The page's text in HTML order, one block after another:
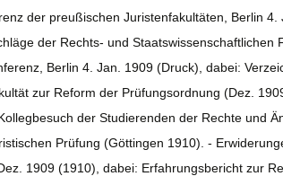
der preußischen Juristenfakultäten, Berlin 4.
der Rechts- und Staatswissenschaftlichen
Berlin 4. Jan. 1909 (Druck), dabei:
zur Reform der Prüfungsordnung (Dez.
der Studierenden der Rechte und
Prüfung (Göttingen 1910). -
1909 (1910), dabei: Erfahrungsbericht zur